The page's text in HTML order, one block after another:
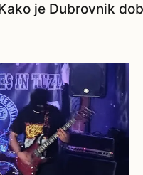
je Dubrovnik